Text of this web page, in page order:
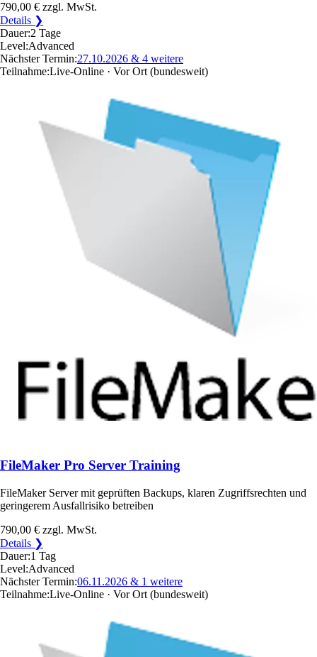
790,00 € zzgl. MwSt.
Details ❯
Dauer:2 Tage
Level:Advanced
Nächster Termin:27.10.2026 & 4 weitere
Teilnahme:Live-Online · Vor Ort (bundesweit)
FileMaker Pro Server Training
FileMaker Server mit geprüften Backups, klaren Zugriffsrechten und
geringerem Ausfallrisiko betreiben
790,00 € zzgl. MwSt.
Details ❯
Dauer:1 Tag
Level:Advanced
Nächster Termin:06.11.2026 & 1 weitere
Teilnahme:Live-Online · Vor Ort (bundesweit)